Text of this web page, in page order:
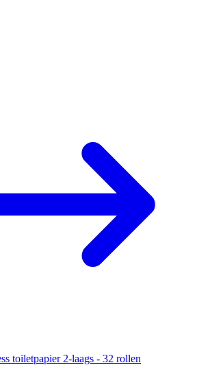
toiletpapier 2-laags - 32 rollen